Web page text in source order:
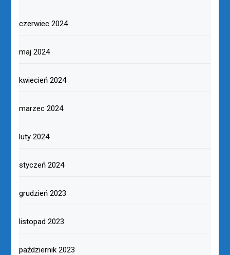
czerwiec 2024
maj 2024
kwiecień 2024
marzec 2024
luty 2024
styczeń 2024
grudzień 2023
listopad 2023
październik 2023